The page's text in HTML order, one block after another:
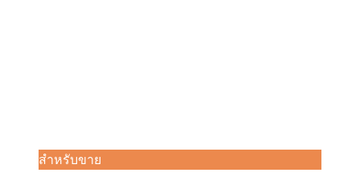
สำหรับขาย